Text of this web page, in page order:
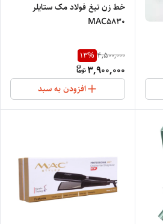
خط زن تیغ فولاد مک ستایلر
MAC5830
4,500,000
13%
3,900,000
افزودن به سبد